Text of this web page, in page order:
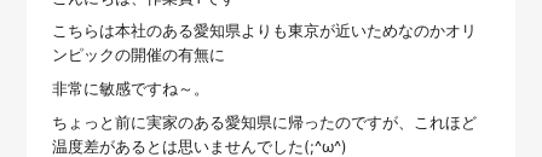
こちらは本社のある愛知県よりも東京が近いためなのかオリ
ンピックの開催の有無に
非常に敏感ですね～。
ちょっと前に実家のある愛知県に帰ったのですが、これほど
温度差があるとは思いませんでした(;^ω^)